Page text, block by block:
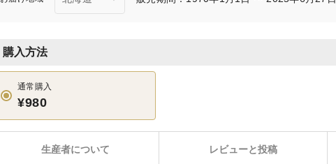
購入方法
通常購入
¥980
レビューと投稿
生産者について